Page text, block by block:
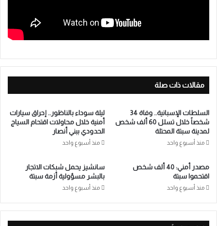
مقالات ذات صلة
السلطات الإسبانية.. وفاة 34
شخصاً خلال تسلل 60 ألف شخص
لمدينة سبتة المحتلة
منذ أسبوع واحد
ليلة سوداء بالناظور.. إحراق سيارات
أمنية خلال محاولات اقتحام السياج
الحدودي ببني أنصار
منذ أسبوع واحد
مصدر أمني: 40 ألف شخص
اقتحموا سبتة
منذ أسبوع واحد
سانشيز يحمل شبكات الاتجار
بالبشر مسؤولية أزمة سبتة
منذ أسبوع واحد